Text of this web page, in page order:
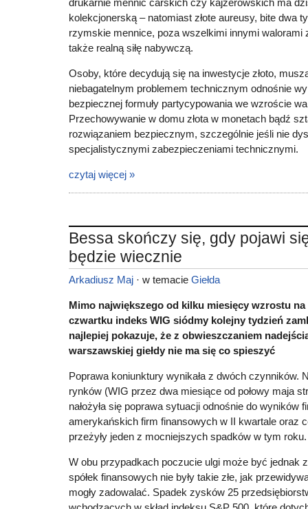
drukarnie mennic carskich czy kajzerowskich ma
kolekcjonerską – natomiast złote aureusy, bite dwa
rzymskie mennice, poza wszelkimi innymi walorami
także realną siłę nabywczą.
Osoby, które decydują się na inwestycje złoto,
niebagatelnym problemem technicznym odnośnie
bezpiecznej formuły partycypowania we wzroście
Przechowywanie w domu złota w monetach bądź
rozwiązaniem bezpiecznym, szczególnie jeśli nie
specjalistycznymi zabezpieczeniami technicznymi.
czytaj więcej »
Bessa skończy się, gdy pojawi
będzie wiecznie
Arkadiusz Maj · w temacie Giełda
Mimo największego od kilku miesięcy wzrostu na
czwartku indeks WIG siódmy kolejny tydzień
najlepiej pokazuje, że z obwieszczaniem
warszawskiej giełdy nie ma się co spieszyć
Poprawa koniunktury wynikała z dwóch czynników.
rynków (WIG przez dwa miesiące od połowy maja
nałożyła się poprawa sytuacji odnośnie do wyników
amerykańskich firm finansowych w II kwartale oraz
przeżyły jeden z mocniejszych spadków w tym roku.
W obu przypadkach poczucie ulgi może być jednak
spółek finansowych nie były takie złe, jak
mogły zadowalać. Spadek zysków 25